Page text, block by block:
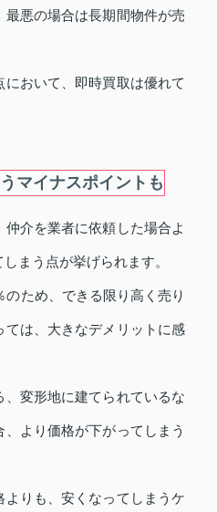
悪の場合は長期間物件が売
おいて、即時買取は優れて
マイナスポイントも
介を業者に依頼した場合よ
まう点が挙げられます。
ため、できる限り高く売り
ては、大きなデメリットに感
、変形地に建てられているな
より価格が下がってしまう
よりも、安くなってしまうケ